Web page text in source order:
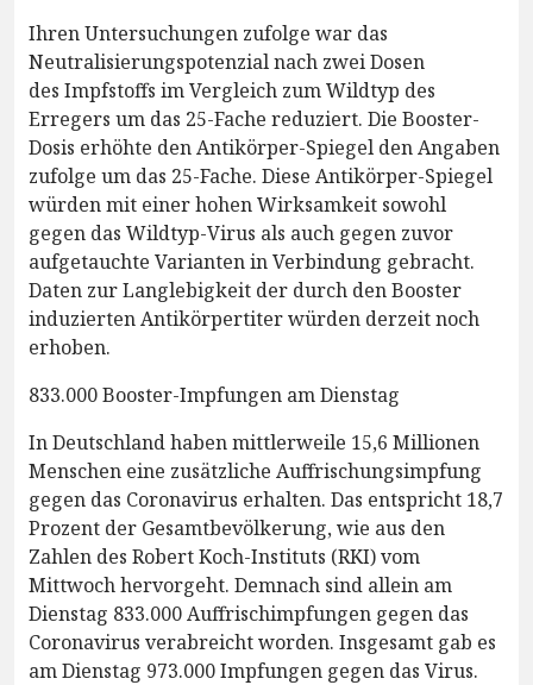
Ihren Untersuchungen zufolge war das
Neutralisierungspotenzial nach zwei Dosen
des Impfstoffs im Vergleich zum Wildtyp des
Erregers um das 25-Fache reduziert. Die Booster-
Dosis erhöhte den Antikörper-Spiegel den Angaben
zufolge um das 25-Fache. Diese Antikörper-Spiegel
würden mit einer hohen Wirksamkeit sowohl
gegen das Wildtyp-Virus als auch gegen zuvor
aufgetauchte Varianten in Verbindung gebracht.
Daten zur Langlebigkeit der durch den Booster
induzierten Antikörpertiter würden derzeit noch
erhoben.
833.000 Booster-Impfungen am Dienstag
In Deutschland haben mittlerweile 15,6 Millionen
Menschen eine zusätzliche Auffrischungsimpfung
gegen das Coronavirus erhalten. Das entspricht 18,7
Prozent der Gesamtbevölkerung, wie aus den
Zahlen des Robert Koch-Instituts (RKI) vom
Mittwoch hervorgeht. Demnach sind allein am
Dienstag 833.000 Auffrischimpfungen gegen das
Coronavirus verabreicht worden. Insgesamt gab es
am Dienstag 973.000 Impfungen gegen das Virus.